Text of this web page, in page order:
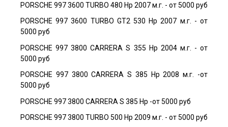
PORSCHE 997 3600 TURBO 480 Hp 2007 м.г. - от 5000 руб
PORSCHE 997 3600 TURBO GT2 530 Hp 2007 м.г. - от
5000 руб
PORSCHE 997 3800 CARRERA S 355 Hp 2004 м.г. - от
5000 руб
PORSCHE 997 3800 CARRERA S 385 Hp 2008 м.г. -от
5000 руб
PORSCHE 997 3800 CARRERA S 385 Hp -от 5000 руб
PORSCHE 997 3800 TURBO 500 Hp 2009 м.г. - от 5000 руб